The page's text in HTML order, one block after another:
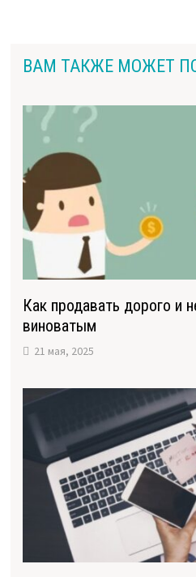
ВАМ ТАКЖЕ МОЖЕТ
Как продавать дорого и
виноватым
21 мая, 2025